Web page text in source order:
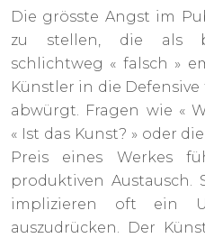
Die grösste Angst im
zu stellen, die als
schlichtweg « falsch »
Künstler in die
abwürgt. Fragen wie «
« Ist das Kunst? » oder
Preis eines Werkes
produktiven Austausch.
implizieren oft ein
auszudrücken. Der